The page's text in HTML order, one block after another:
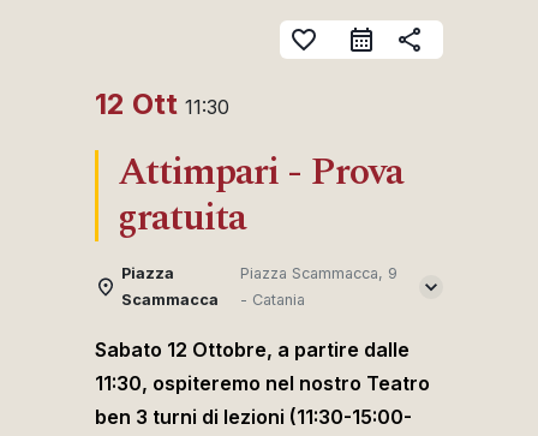
favorite_border share
12 Ott 11:30
Attimpari - Prova
gratuita
Piazza
Scammacca
Piazza Scammacca, 9
- Catania
Sabato 12 Ottobre, a partire dalle
11:30, ospiteremo nel nostro Teatro
ben 3 turni di lezioni (11:30-15:00-